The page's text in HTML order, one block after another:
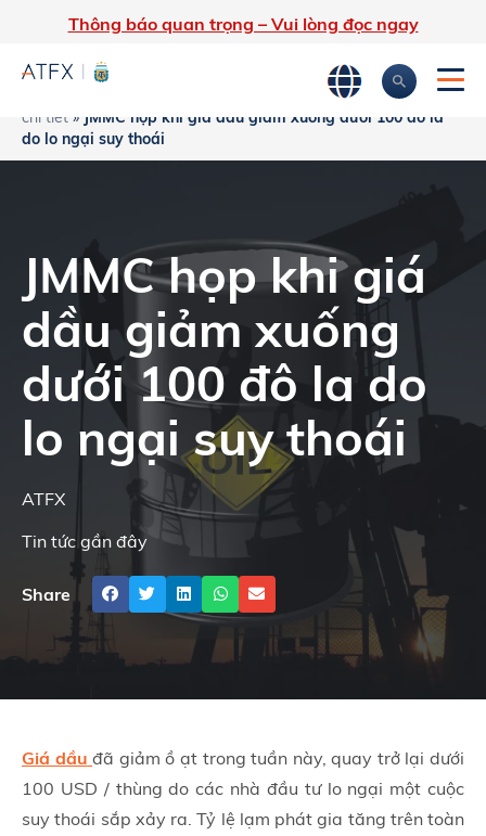
Thông báo quan trọng – Vui lòng đọc ngay
Tin tức thị trường & Thông tin
chi tiết » JMMC họp khi giá dầu giảm xuống dưới 100 đô la
do lo ngại suy thoái
JMMC họp khi giá
dầu giảm xuống
dưới 100 đô la do
lo ngại suy thoái
ATFX
Tin tức gần đây
Share
Giá dầu đã giảm ồ ạt trong tuần này, quay trở lại dưới
100 USD / thùng do các nhà đầu tư lo ngại một cuộc
suy thoái sắp xảy ra. Tỷ lệ lạm phát gia tăng trên toàn